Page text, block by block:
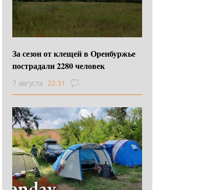
За сезон от клещей в Оренбуржье
пострадали 2280 человек
7 августа 22:31